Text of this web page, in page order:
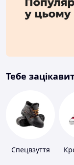
Тебе
Спецвзуття